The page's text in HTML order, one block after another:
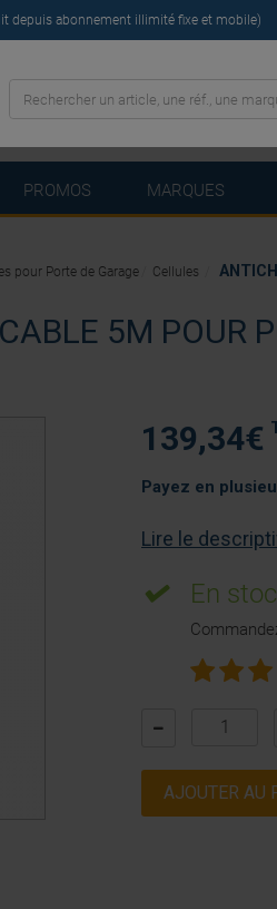
depuis abonnement illimité fixe et mobile)
PROMOS MARQUES
5M POUR
139,34€
Payez en
Lire le
En
AJOUTER AU
pour Porte de Garage Cellules